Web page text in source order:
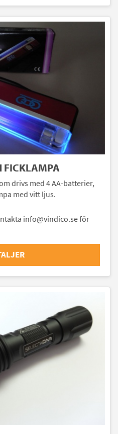
FICKLAMPA
drivs med 4 AA-batterier,
med vitt ljus.
info@vindico.se för